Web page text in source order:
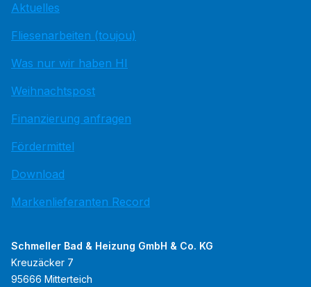
Aktuelles
Fliesenarbeiten (toujou)
Was nur wir haben HI
Weihnachtspost
Finanzierung anfragen
Fördermittel
Download
Markenlieferanten Record
Schmeller Bad & Heizung GmbH & Co. KG
Kreuzäcker 7
95666 Mitterteich